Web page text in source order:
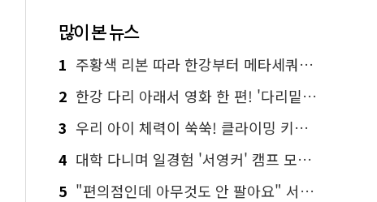
많이 본 뉴스
1 주황색 리본 따라 한강부터 메타세쿼이아 숲길까지…서울둘레길 15코스
2 한강 다리 아래서 영화 한 편! '다리밑 영화관' 무료 상영
3 우리 아이 체력이 쑥쑥! 클라이밍 키즈카페·어린이 체력장
4 대학 다니며 일경험 '서영커' 캠프 모집…전액 무료
5 "편의점인데 아무것도 안 팔아요" 서울에서 가장 특별한 편의점의 정체